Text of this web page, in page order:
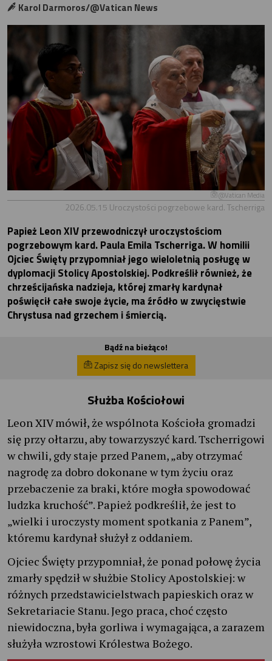
Karol Darmoros/@Vatican News
@Vatican Media
2026.05.15 Uroczystości pogrzebowe kard. Tscherriga
Papież Leon XIV przewodniczył uroczystościom
pogrzebowym kard. Paula Emila Tscherriga. W homilii
Ojciec Święty przypomniał jego wieloletnią posługę w
dyplomacji Stolicy Apostolskiej. Podkreślił również, że
chrześcijańska nadzieja, której zmarły kardynał
poświęcił całe swoje życie, ma źródło w zwycięstwie
Chrystusa nad grzechem i śmiercią.
Bądź na bieżąco!
Zapisz się do newslettera
Służba Kościołowi
Leon XIV mówił, że wspólnota Kościoła gromadzi
się przy ołtarzu, aby towarzyszyć kard. Tscherrigowi
w chwili, gdy staje przed Panem, „aby otrzymać
nagrodę za dobro dokonane w tym życiu oraz
przebaczenie za braki, które mogła spowodować
ludzka kruchość”. Papież podkreślił, że jest to
„wielki i uroczysty moment spotkania z Panem”,
któremu kardynał służył z oddaniem.
Ojciec Święty przypomniał, że ponad połowę życia
zmarły spędził w służbie Stolicy Apostolskiej: w
różnych przedstawicielstwach papieskich oraz w
Sekretariacie Stanu. Jego praca, choć często
niewidoczna, była gorliwa i wymagająca, a zarazem
służyła wzrostowi Królestwa Bożego.